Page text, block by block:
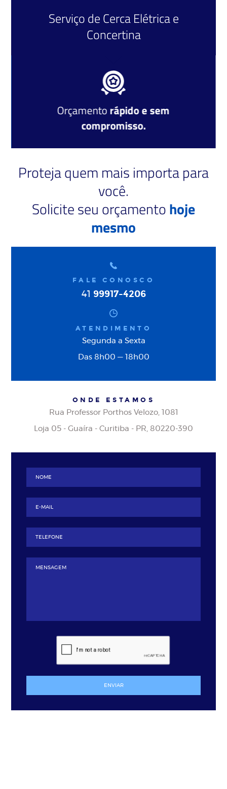
Serviço deCerca Elétricae
Concertina
Orçamentorápido e sem
compromisso.
Proteja quem mais importa para
você.
Solicite seu orçamentohoje
mesmo
ENVIAR
FALE CONOSCO
41 99917-4206
ATENDIMENTO
Segunda a Sexta
Das 8h00 — 18h00
ONDE ESTAMOS
Rua Professor Porthos Velozo, 1081
Loja 05 - Guaíra - Curitiba - PR, 80220-390